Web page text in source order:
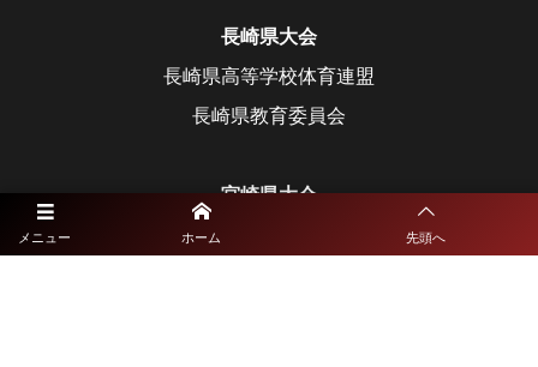
メニュー ホーム 先頭へ
長崎県大会
長崎県高等学校体育連盟
長崎県教育委員会
宮崎県大会
宮崎県高等学校体育連盟